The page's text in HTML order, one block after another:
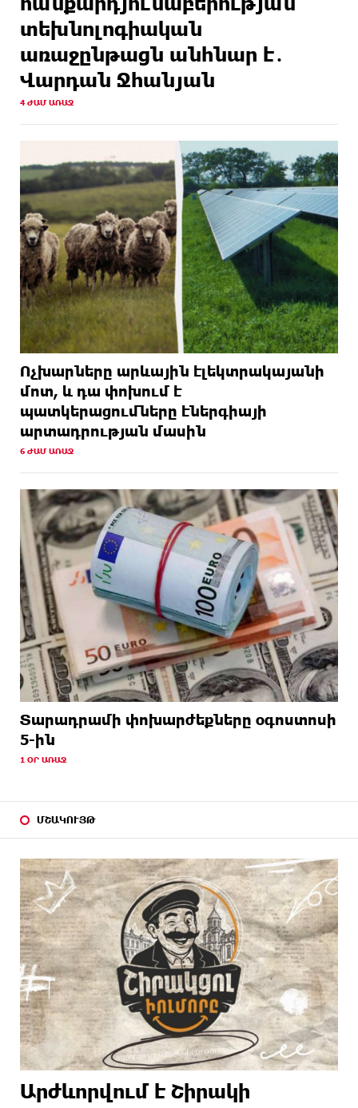
տեխնոլոգիական
առաջընթացն անհնար է․
Վարդան Ջհանյան
4 ԺԱՄ ԱՌԱՋ
Ոչխարները արևային էլեկտրակայանի
մոտ, և դա փոխում է
պատկերացումները էներգիայի
արտադրության մասին
6 ԺԱՄ ԱՌԱՋ
Տարադրամի փոխարժեքները օգոստոսի
5-ին
1 ՕՐ ԱՌԱՋ
ՄՇԱԿՈՒՅԹ
Արժևորվում է Շիրակի